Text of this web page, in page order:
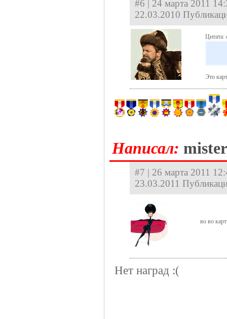
#6 | 24 марта 2011
22.03.2010
Цитата:
Это
Hаписал:
#7 | 26 марта 2011
23.03.2011
во во
Нет наград :(